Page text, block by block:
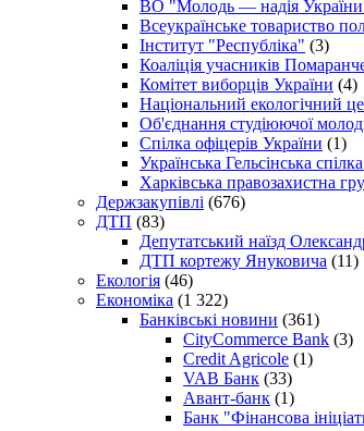
ВО "Молодь — надія
Всеукраїнське товариство
Інститут "Республіка" (3)
Коаліція учасників
Комітет виборців України (4)
Національний екологічний
Об'єднання студіюючої
Спілка офіцерів України (1)
Українська Гельсінська
Харківська правозахистна
Держзакупівлі (676)
ДТП (83)
Депутатський наїзд
ДТП кортежу Януковича (11)
Екологія (46)
Економіка (1 322)
Банківські новини (361)
CityCommerce Bank (3)
Credit Agricole (1)
VAB Банк (33)
Авант-банк (1)
Банк "Фінансова